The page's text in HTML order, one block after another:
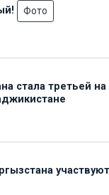
Фото
стала третьей на